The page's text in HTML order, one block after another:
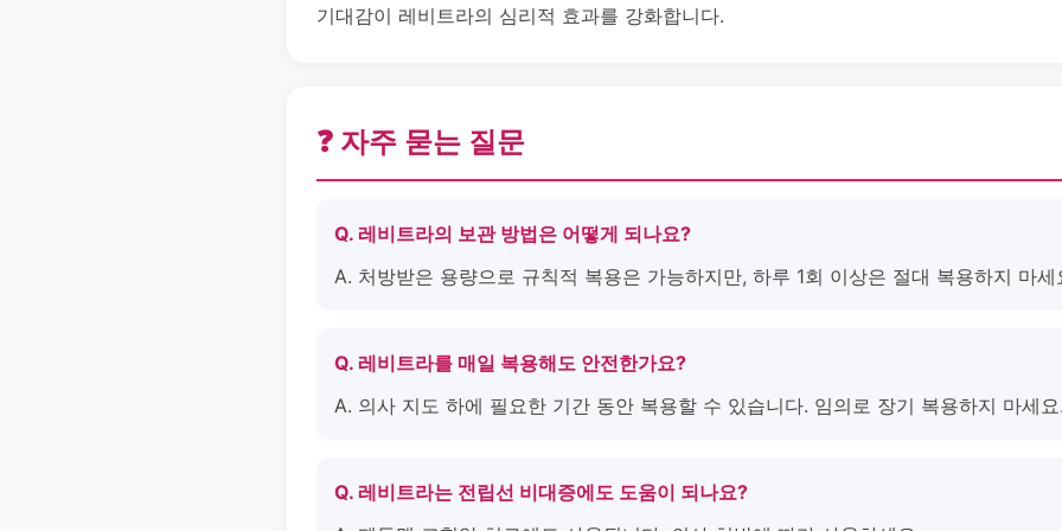
기대감이 레비트라의 심리적 효과를 강화합니다.
❓ 자주 묻는 질문
Q. 레비트라의 보관 방법은 어떻게 되나요?
A. 처방받은 용량으로 규칙적 복용은 가능하지만, 하루 1회 이상은 절대 복용하지 마세
Q. 레비트라를 매일 복용해도 안전한가요?
A. 의사 지도 하에 필요한 기간 동안 복용할 수 있습니다. 임의로 장기 복용하지 마세
Q. 레비트라는 전립선 비대증에도 도움이 되나요?